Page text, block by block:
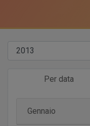
Per data
Gennaio